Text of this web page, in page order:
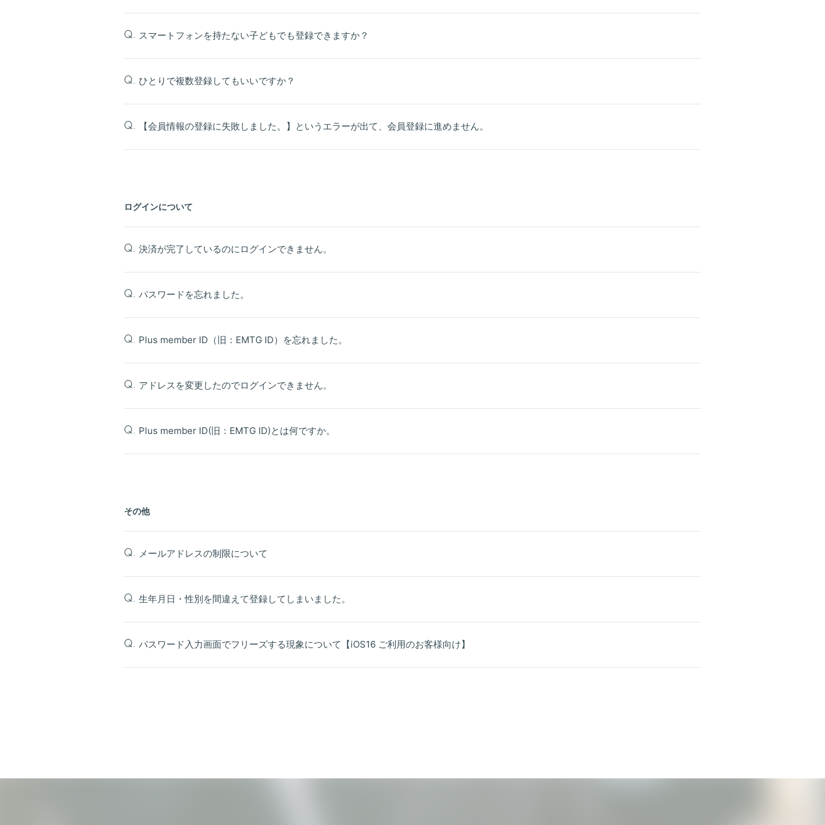
Q. スマートフォンを持たない子どもでも登録できますか？
Q. ひとりで複数登録してもいいですか？
Q. 【会員情報の登録に失敗しました。】というエラーが出て、会員登録に進めません。
ログインについて
Q. 決済が完了しているのにログインできません。
Q. パスワードを忘れました。
Q. Plus member ID（旧：EMTG ID）を忘れました。
Q. アドレスを変更したのでログインできません。
Q. Plus member ID(旧：EMTG ID)とは何ですか。
その他
Q. メールアドレスの制限について
Q. 生年月日・性別を間違えて登録してしまいました。
Q. パスワード入力画面でフリーズする現象について【iOS16 ご利用のお客様向け】